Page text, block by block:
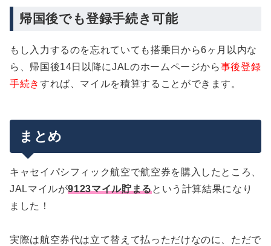
帰国後でも登録手続き可能
もし入力するのを忘れていても搭乗日から6ヶ月以内な
ら、帰国後14日以降にJALのホームページから事後登録
手続き すれば、マイルを積算することができます。
まとめ
キャセイパシフィック航空で航空券を購入したところ、
JALマイルが9123マイル貯まるという計算結果になり
ました！
実際は航空券代は立て替えて払っただけなのに、ただで